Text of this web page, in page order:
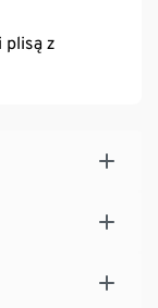
plisą z